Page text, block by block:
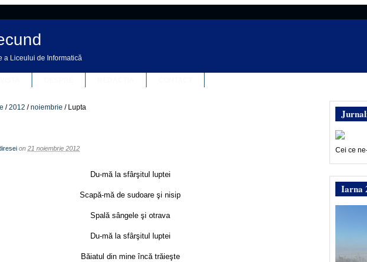
a Liceului de Informatică
/ 2012 / noiembrie / Lupta
on 21 noiembrie 2012
Du-mă la sfârşitul luptei
Scapă-mă de sudoare şi nisip
Spală sângele şi otrava
Du-mă la sfârşitul luptei
Băiatul din mine încă trăieşte
Cei ce
Iarna